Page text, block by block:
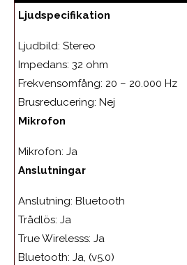
Ljudspecifikation
Ljudbild: Stereo
Impedans: 32 ohm
Frekvensomfång: 20 – 20.000 Hz
Brusreducering: Nej
Mikrofon
Mikrofon: Ja
Anslutningar
Anslutning: Bluetooth
Trådlös: Ja
True Wirelesss: Ja
Bluetooth: Ja, (v5.0)